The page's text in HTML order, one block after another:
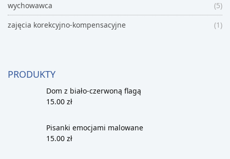
wychowawca
(5)
zajęcia korekcyjno-kompensacyjne
(1)
PRODUKTY
Dom z biało-czerwoną flagą
15.00 zł
Pisanki emocjami malowane
15.00 zł